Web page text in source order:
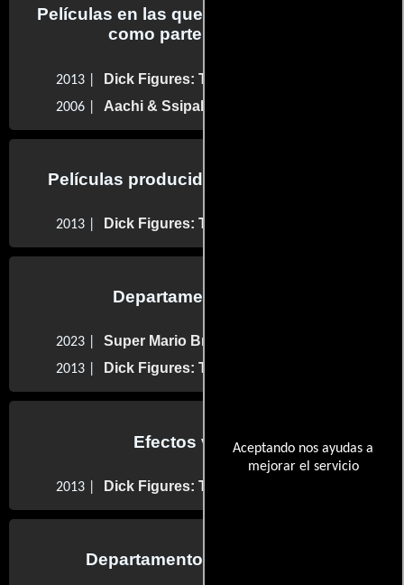
Aceptando nos ayudas a
mejorar el servicio
Películas en las que Ed Skudder trabajo
como parte del reparto
2013 | Dick Figures: The Movie
2006 | Aachi & Ssipak
Películas producidas por Ed Skudder
2013 | Dick Figures: The Movie
Departamento de arte
2023 | Super Mario Bros.: La película
2013 | Dick Figures: The Movie
Efectos visuales
2013 | Dick Figures: The Movie
Departamento de animación